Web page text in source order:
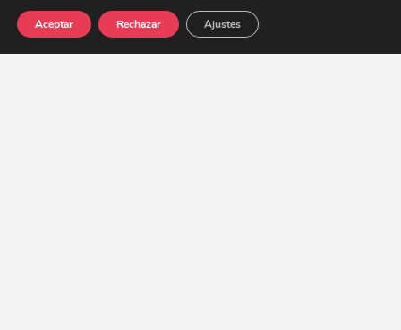
Aceptar Rechazar Ajustes